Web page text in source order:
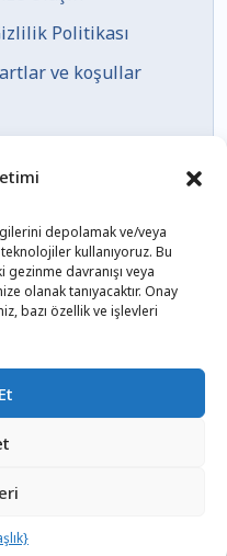
depolamak ve/veya
kullanıyoruz. Bu
davranışı veya
olanak tanıyacaktır. Onay
bazı özellik ve işlevleri
Politikası
ve koşullar
Youtube